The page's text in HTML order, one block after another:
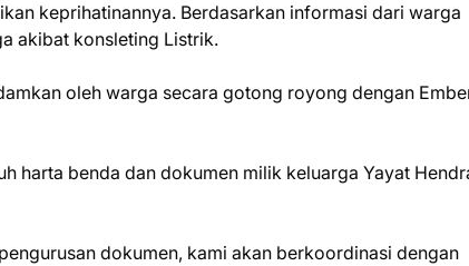
keprihatinannya. Berdasarkan informasi dari warga
akibat konsleting Listrik.
oleh warga secara gotong royong dengan
harta benda dan dokumen milik keluarga Yayat
dokumen, kami akan berkoordinasi dengan